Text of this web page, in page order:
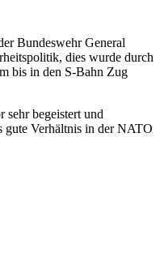
Bundeswehr General
dies wurde durch
bis in den S-Bahn Zug
begeistert und
gute Verhältnis in der NATO